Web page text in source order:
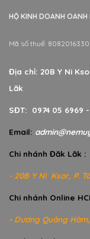
HỘ KINH DOANH OANH
Mã số thuế:
Địa chỉ: 20B Y Ni
Lăk
SĐT: 0974 05 6969 -
Email:
Chi nhánh Đăk Lăk :
- 20B Y Ni Ksor, P.
Chi nhánh Online
- Dương Quảng